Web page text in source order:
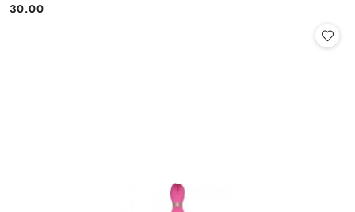
Cena:
30.00